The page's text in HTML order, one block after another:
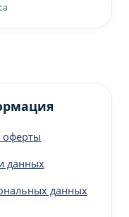
оферты
данных
данных